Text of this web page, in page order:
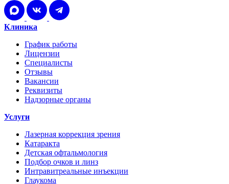
Клиника
График работы
Лицензии
Специалисты
Отзывы
Вакансии
Реквизиты
Надзорные органы
Услуги
Лазерная коррекция зрения
Катаракта
Детская офтальмология
Подбор очков и линз
Интравитреальные инъекции
Глаукома